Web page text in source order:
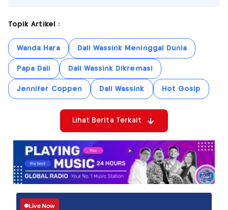
Topik Artikel :
Wanda Hara Dali Wassink Meninggal Dunia
Papa Dali Dali Wassink Dikremasi
Jennifer Coppen Dali Wassink Hot Gosip
Lihat Berita Terkait
Live Now